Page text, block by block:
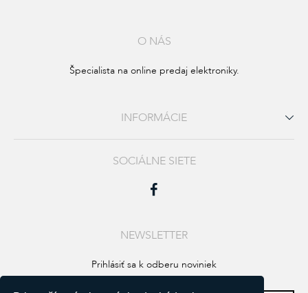
O NÁS
Špecialista na online predaj elektroniky.
INFORMÁCIE
SOCIÁLNE SIETE
NEWSLETTER
Prihlásiť sa k odberu noviniek